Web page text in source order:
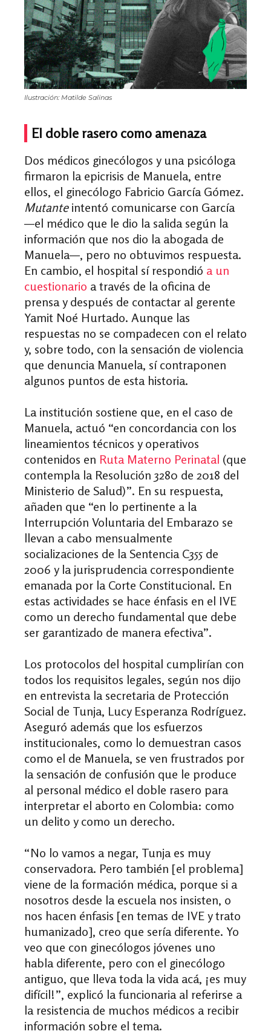
Ilustración: Matilde Salinas
El doble rasero como amenaza
Dos médicos ginecólogos y una psicóloga
firmaron la epicrisis de Manuela, entre
ellos, el ginecólogo Fabricio García Gómez.
Mutanteintentó comunicarse con García
—el médico que le dio la salida según la
información que nos dio la abogada de
Manuela—, pero no obtuvimos respuesta.
En cambio, el hospital sí respondió a un
cuestionario a través de la oficina de
prensa y después de contactar al gerente
Yamit Noé Hurtado. Aunque las
respuestas no se compadecen con el relato
y, sobre todo, con la sensación de violencia
que denuncia Manuela, sí contraponen
algunos puntos de esta historia.
La institución sostiene que, en el caso de
Manuela, actuó “en concordancia con los
lineamientos técnicos y operativos
contenidos en Ruta Materno Perinatal (que
contempla la Resolución 3280 de 2018 del
Ministerio de Salud)”. En su respuesta,
añaden que “en lo pertinente a la
Interrupción Voluntaria del Embarazo se
llevan a cabo mensualmente
socializaciones de la Sentencia C355 de
2006 y la jurisprudencia correspondiente
emanada por la Corte Constitucional. En
estas actividades se hace énfasis en el IVE
como un derecho fundamental que debe
ser garantizado de manera efectiva”.
Los protocolos del hospital cumplirían con
todos los requisitos legales, según nos dijo
en entrevista la secretaria de Protección
Social de Tunja, Lucy Esperanza Rodríguez.
Aseguró además que los esfuerzos
institucionales, como lo demuestran casos
como el de Manuela, se ven frustrados por
la sensación de confusión que le produce
al personal médico el doble rasero para
interpretar el aborto en Colombia: como
un delito y como un derecho.
“No lo vamos a negar, Tunja es muy
conservadora. Pero también [el problema]
viene de la formación médica, porque si a
nosotros desde la escuela nos insisten, o
nos hacen énfasis [en temas de IVE y trato
humanizado], creo que sería diferente. Yo
veo que con ginecólogos jóvenes uno
habla diferente, pero con el ginecólogo
antiguo, que lleva toda la vida acá, ¡es muy
difícil!”, explicó la funcionaria al referirse a
la resistencia de muchos médicos a recibir
información sobre el tema.